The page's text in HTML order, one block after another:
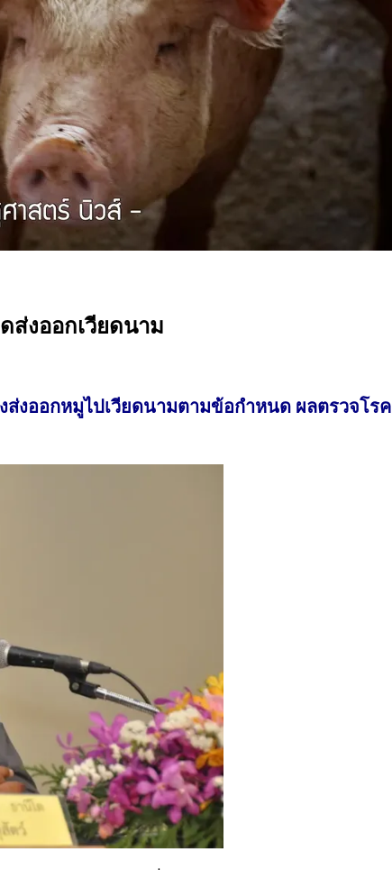
ส่งออกเวียดนาม
ส่งออกหมูไปเวียดนามตามข้อกำหนด ผลตรวจโรค